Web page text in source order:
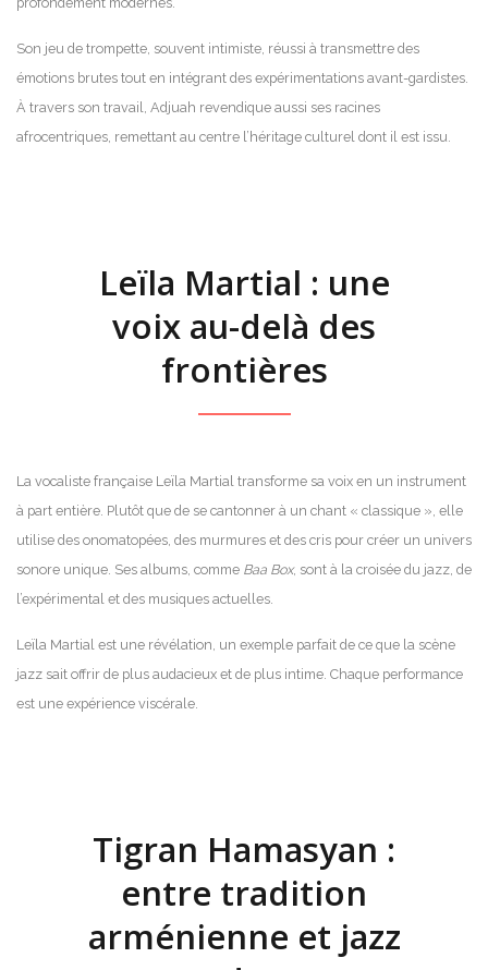
Son jeu de trompette, souvent intimiste, réussi à transmettre des
émotions brutes tout en intégrant des expérimentations avant-gardistes.
À travers son travail, Adjuah revendique aussi ses racines
afrocentriques, remettant au centre l’héritage culturel dont il est issu.
Leïla Martial : une
voix au-delà des
frontières
La vocaliste française Leïla Martial transforme sa voix en un instrument
à part entière. Plutôt que de se cantonner à un chant « classique », elle
utilise des onomatopées, des murmures et des cris pour créer un univers
sonore unique. Ses albums, comme Baa Box, sont à la croisée du jazz, de
l’expérimental et des musiques actuelles.
Leïla Martial est une révélation, un exemple parfait de ce que la scène
jazz sait offrir de plus audacieux et de plus intime. Chaque performance
est une expérience viscérale.
Tigran Hamasyan :
entre tradition
arménienne et jazz